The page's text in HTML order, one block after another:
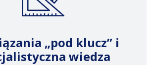
„pod klucz” i
wiedza